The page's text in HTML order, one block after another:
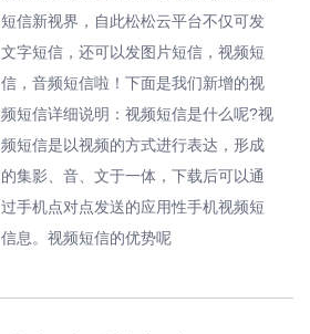
短信新视界，自此松松云平台不仅可发
文字短信，还可以发图片短信，视频短
信，音频短信啦！下面是我们新增的视
频短信详细说明：视频短信是什么呢?视
频短信是以视频的方式进行表达，形成
的集影、音、文于一体，下载后可以通
过手机点对点发送的应用性手机视频短
信息。视频短信的优势呢